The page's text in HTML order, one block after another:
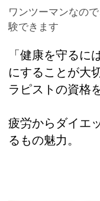
ワンツーマンなの
験できます
「健康を守るに
にすることが大
ラピストの資格
疲労からダイエ
るもの魅力。